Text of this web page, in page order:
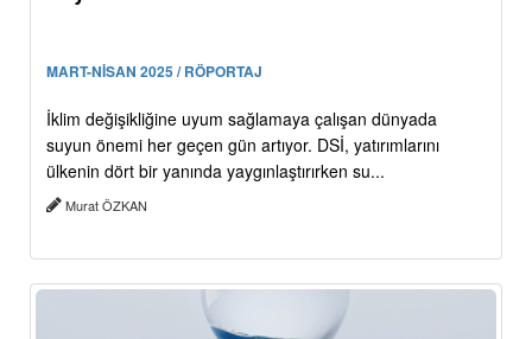
MART-NİSAN 2025 / RÖPORTAJ
İklim değişikliğine uyum sağlamaya çalışan dünyada
suyun önemi her geçen gün artıyor. DSİ, yatırımlarını
ülkenin dört bir yanında yaygınlaştırırken su...
Murat ÖZKAN